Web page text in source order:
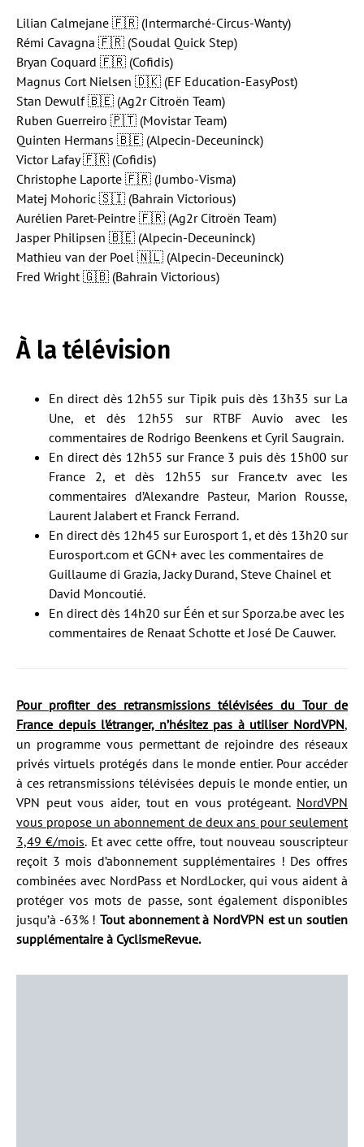
Lilian Calmejane 🇫🇷 (Intermarché-Circus-Wanty)
Rémi Cavagna 🇫🇷 (Soudal Quick Step)
Bryan Coquard 🇫🇷 (Cofidis)
Magnus Cort Nielsen 🇩🇰 (EF Education-EasyPost)
Stan Dewulf 🇧🇪 (Ag2r Citroën Team)
Ruben Guerreiro 🇵🇹 (Movistar Team)
Quinten Hermans 🇧🇪 (Alpecin-Deceuninck)
Victor Lafay 🇫🇷 (Cofidis)
Christophe Laporte 🇫🇷 (Jumbo-Visma)
Matej Mohoric 🇸🇮 (Bahrain Victorious)
Aurélien Paret-Peintre 🇫🇷 (Ag2r Citroën Team)
Jasper Philipsen 🇧🇪 (Alpecin-Deceuninck)
Mathieu van der Poel 🇳🇱 (Alpecin-Deceuninck)
Fred Wright 🇬🇧 (Bahrain Victorious)
À la télévision
En direct dès 12h55 sur Tipik puis dès 13h35 sur La
Une, et dès 12h55 sur RTBF Auvio avec les
commentaires de Rodrigo Beenkens et Cyril Saugrain.
En direct dès 12h55 sur France 3 puis dès 15h00 sur
France 2, et dès 12h55 sur France.tv avec les
commentaires d’Alexandre Pasteur, Marion Rousse,
Laurent Jalabert et Franck Ferrand.
En direct dès 12h45 sur Eurosport 1, et dès 13h20 sur
Eurosport.com et GCN+ avec les commentaires de
Guillaume di Grazia, Jacky Durand, Steve Chainel et
David Moncoutié.
En direct dès 14h20 sur Één et sur Sporza.be avec les
commentaires de Renaat Schotte et José De Cauwer.
Pour profiter des retransmissions télévisées du Tour de
France depuis l’étranger, n’hésitez pas à utiliser NordVPN,
un programme vous permettant de rejoindre des réseaux
privés virtuels protégés dans le monde entier. Pour accéder
à ces retransmissions télévisées depuis le monde entier, un
VPN peut vous aider, tout en vous protégeant. NordVPN
vous propose un abonnement de deux ans pour seulement
3,49 €/mois. Et avec cette offre, tout nouveau souscripteur
reçoit 3 mois d’abonnement supplémentaires ! Des offres
combinées avec NordPass et NordLocker, qui vous aident à
protéger vos mots de passe, sont également disponibles
jusqu’à -63% ! Tout abonnement à NordVPN est un soutien
supplémentaire à CyclismeRevue.